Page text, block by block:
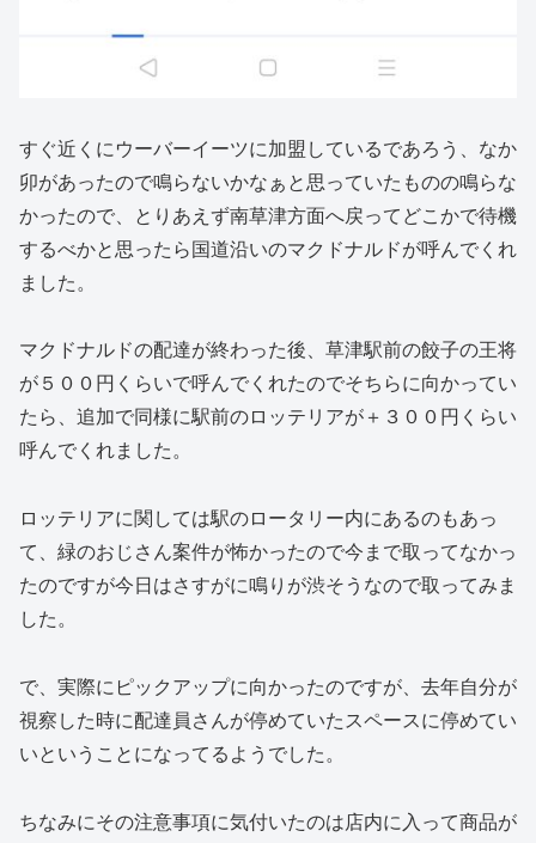
すぐ近くにウーバーイーツに加盟しているであろう、なか
卯があったので鳴らないかなぁと思っていたものの鳴らな
かったので、とりあえず南草津方面へ戻ってどこかで待機
するべかと思ったら国道沿いのマクドナルドが呼んでくれ
ました。
マクドナルドの配達が終わった後、草津駅前の餃子の王将
が５００円くらいで呼んでくれたのでそちらに向かってい
たら、追加で同様に駅前のロッテリアが＋３００円くらい
呼んでくれました。
ロッテリアに関しては駅のロータリー内にあるのもあっ
て、緑のおじさん案件が怖かったので今まで取ってなかっ
たのですが今日はさすがに鳴りが渋そうなので取ってみま
した。
で、実際にピックアップに向かったのですが、去年自分が
視察した時に配達員さんが停めていたスペースに停めてい
いということになってるようでした。
ちなみにその注意事項に気付いたのは店内に入って商品が